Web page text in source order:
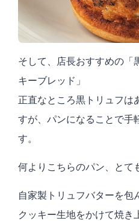
そして、店長おすすめの「
キーブレッド」
正直なところ黒トリュフは
すが、パンになることで手
す。
何よりこちらのパン、とて
自家製トリュフバターを包
クッキー生地をかけて焼き